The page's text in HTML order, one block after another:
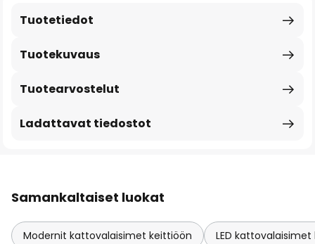
Tuotekuvaus
Tuotetiedot
Tuotearvostelut
Ladattavat tiedostot
Samankaltaiset luokat
Modernit kattovalaisimet keittiöön LED